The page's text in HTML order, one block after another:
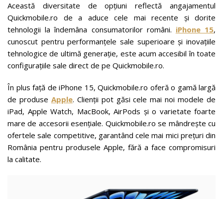
Această diversitate de opțiuni reflectă angajamentul
Quickmobile.ro de a aduce cele mai recente și dorite
tehnologii la îndemâna consumatorilor români. iPhone 15,
cunoscut pentru performanțele sale superioare și inovațiile
tehnologice de ultimă generație, este acum accesibil în toate
configurațiile sale direct de pe Quickmobile.ro.
În plus față de iPhone 15, Quickmobile.ro oferă o gamă largă
de produse Apple. Clienții pot găsi cele mai noi modele de
iPad, Apple Watch, MacBook, AirPods și o varietate foarte
mare de accesorii esențiale. Quickmobile.ro se mândrește cu
ofertele sale competitive, garantând cele mai mici prețuri din
România pentru produsele Apple, fără a face compromisuri
la calitate.